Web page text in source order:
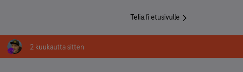
Telia.fi etusivulle
2 kuukautta sitten